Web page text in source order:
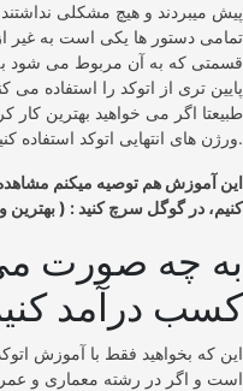
پیش میبردند و هیچ مشکلی
تمامی دستور ها یکی است به غیر
قسمتی که به آن مربوط می شود
پایین تری از اتوکد را استفاده می
طبیعتا اگر می خواهید بهترین کار
ورژن های انتهایی اتوکد استفاده کنید.
این آموزش هم توصیه میکنم
کنیم، در گوگل سرچ کنید : ( بهترین
به چه صورت می
کسب درآمد
این که بخواهید فقط با آموزش
است و اگر در رشته معماری و